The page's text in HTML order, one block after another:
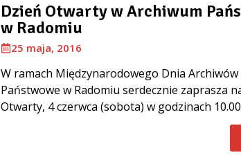
Dzień Otwarty w Archiwum
w Radomiu
25 maja, 2016
W ramach Międzynarodowego Dnia
Państwowe w Radomiu serdecznie zaprasza
Otwarty, 4 czerwca (sobota) w godzinach